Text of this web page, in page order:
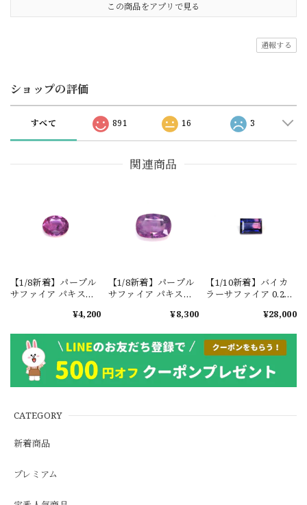
CATEGORY
新着商品
プレミアム
この商品をアプリで見る
通報する
ショップの評価
すべて 891 16 3
関連商品
【1/8新着】パープル
サファイア パキスタ
産 0.4ct #ML820¥4,200
【1/8新着】パープル
サファイア パキスタ
産 0.85ct #ML827¥8,300
【1/10新着】バイカ
ラーサファイア 0.29ct
¥28,000